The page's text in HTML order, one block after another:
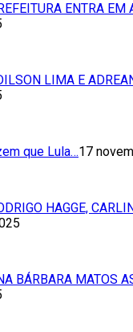
ENTRA EM
LIMA E
que Lula…17
HAGGE,
BÁRBARA MATOS